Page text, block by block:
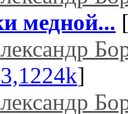
медной...
]